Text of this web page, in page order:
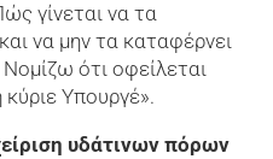
γίνεται να τα
να μην τα καταφέρνει
ότι οφείλεται
Υπουργέ».
υδάτινων πόρων